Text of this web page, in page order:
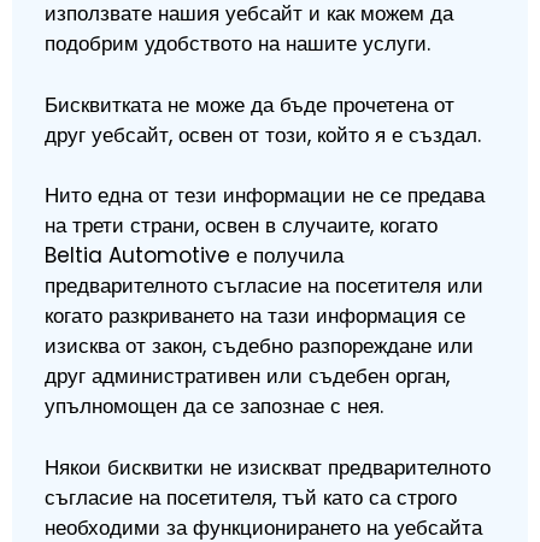
използвате нашия уебсайт и как можем да
подобрим удобството на нашите услуги.
Бисквитката не може да бъде прочетена от
друг уебсайт, освен от този, който я е създал.
Нито една от тези информации не се предава
на трети страни, освен в случаите, когато
Beltia Automotive е получила
предварителното съгласие на посетителя или
когато разкриването на тази информация се
изисква от закон, съдебно разпореждане или
друг административен или съдебен орган,
упълномощен да се запознае с нея.
Някои бисквитки не изискват предварителното
съгласие на посетителя, тъй като са строго
необходими за функционирането на уебсайта